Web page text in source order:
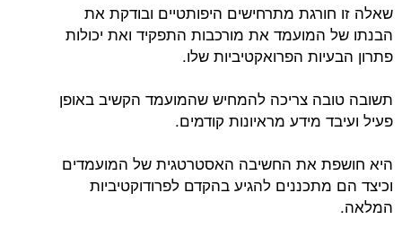
שאלה זו חורגת מתרחישים היפותטיים ובודקת את
הבנתו של המועמד את מורכבות התפקיד ואת יכולות
פתרון הבעיות הפרואקטיביות שלו.
תשובה טובה צריכה להמחיש שהמועמד הקשיב באופן
פעיל ועיבד מידע מראיונות קודמים.
היא חושפת את החשיבה האסטרטגית של המועמדים
וכיצד הם מתכננים להגיע בהקדם לפרודוקטיביות
המלאה.